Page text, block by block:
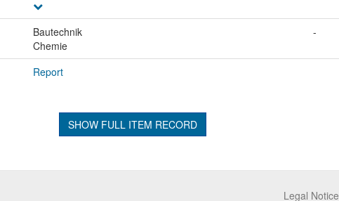
Bautechnik
Chemie
-
Report
SHOW FULL ITEM RECORD
Legal Notice